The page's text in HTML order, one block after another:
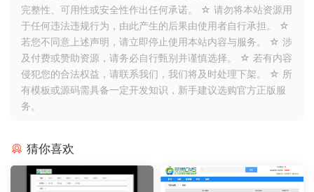
完整性、可用性或安全性作出任何承诺。 ☆ 请勿将本站资源用
于任何违法违规行为，由此产生的后果由使用者自行承担。 ☆
若您不同意上述声明，请立即停止使用本站内容与服务。 ☆ 涉
及付费或赞助资源，请务必自行甄别并谨慎选择。 ☆ 若有内容
侵犯您的合法权益，请联系我们，我们将及时处理下架。 ☆ 所
有模板或源码需具备一定开发知识，新手建议选购官方正版服
务。
猜你喜欢